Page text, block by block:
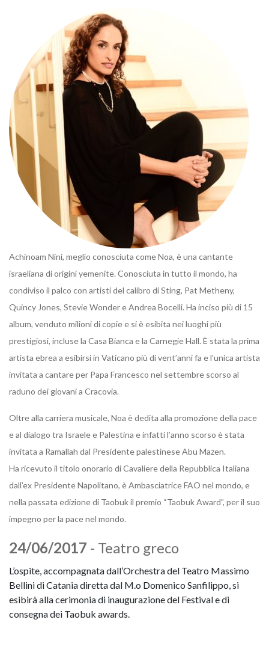
Achinoam Nini, meglio conosciuta come Noa, è una cantante
israeliana di origini yemenite. Conosciuta in tutto il mondo, ha
condiviso il palco con artisti del calibro di Sting, Pat Metheny,
Quincy Jones, Stevie Wonder e Andrea Bocelli. Ha inciso più di 15
album, venduto milioni di copie e si è esibita nei luoghi più
prestigiosi, incluse la Casa Bianca e la Carnegie Hall. È stata la prima
artista ebrea a esibirsi in Vaticano più di vent’anni fa e l’unica artista
invitata a cantare per Papa Francesco nel settembre scorso al
raduno dei giovani a Cracovia.
Oltre alla carriera musicale, Noa è dedita alla promozione della pace
e al dialogo tra Israele e Palestina e infatti l’anno scorso è stata
invitata a Ramallah dal Presidente palestinese Abu Mazen.
Ha ricevuto il titolo onorario di Cavaliere della Repubblica Italiana
dall’ex Presidente Napolitano, è Ambasciatrice FAO nel mondo, e
nella passata edizione di Taobuk il premio “Taobuk Award”, per il suo
impegno per la pace nel mondo.
24/06/2017 - Teatro greco
L’ospite, accompagnata dall’Orchestra del Teatro Massimo
Bellini di Catania diretta dal M.o Domenico Sanfilippo, si
esibirà alla cerimonia di inaugurazione del Festival e di
consegna dei Taobuk awards.